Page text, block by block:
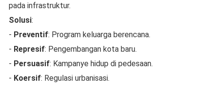
pada infrastruktur.
Solusi:
- Preventif: Program keluarga berencana.
- Represif: Pengembangan kota baru.
- Persuasif: Kampanye hidup di pedesaan.
- Koersif: Regulasi urbanisasi.